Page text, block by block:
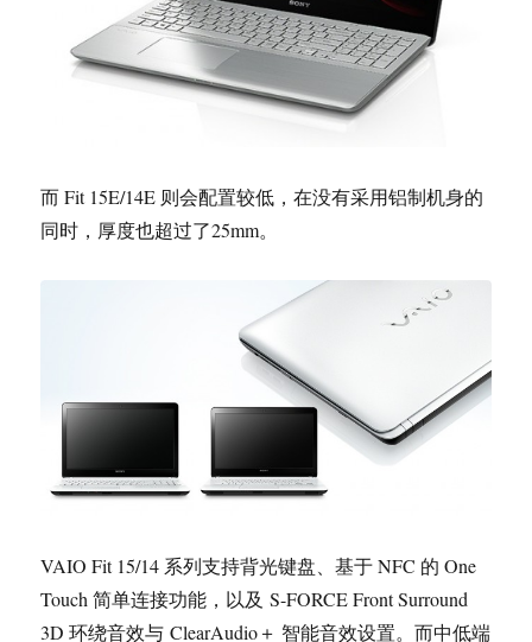
而 Fit 15E/14E 则会配置较低，在没有采用铝制机身的
同时，厚度也超过了25mm。
VAIO Fit 15/14 系列支持背光键盘、基于 NFC 的 One
Touch 简单连接功能，以及 S-FORCE Front Surround
3D 环绕音效与 ClearAudio＋ 智能音效设置。而中低端